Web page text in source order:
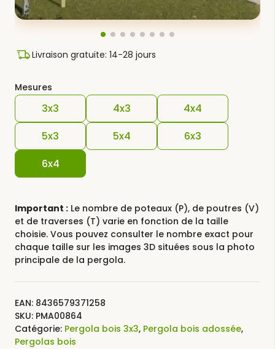
Livraison gratuite: 14-28 jours
Mesures
3x3 4x3
4x4
5x3
5x4
6x3
6x4
Important : Le nombre de poteaux (P), de poutres (V)
et de traverses (T) varie en fonction de la taille
choisie. Vous pouvez consulter le nombre exact pour
chaque taille sur les images 3D situées sous la photo
principale de la pergola.
EAN: 8436579371258
SKU: PMA00864
Catégorie: Pergola bois 3x3, Pergola bois adossée,
Pergolas bois